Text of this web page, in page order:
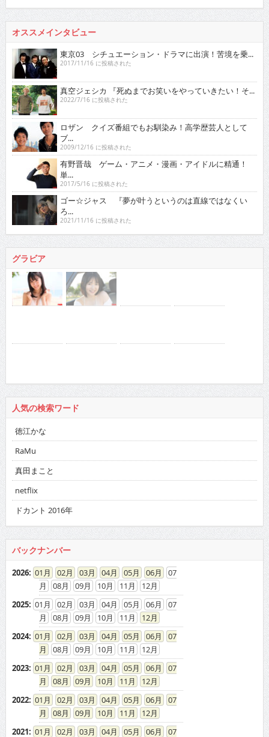
オススメインタビュー
東京03 シチュエーション・ドラマに出演！苦境を乗...
2017/11/16 に投稿された
真空ジェシカ 『死ぬまでお笑いをやっていきたい！そ...
2022/7/16 に投稿された
ロザン クイズ番組でもお馴染み！高学歴芸人として
ブ...
2009/12/16 に投稿された
有野晋哉 ゲーム・アニメ・漫画・アイドルに精通！
単...
2017/5/16 に投稿された
ゴー☆ジャス 『夢が叶うというのは直線ではなくい
ろ...
2021/11/16 に投稿された
グラビア
人気の検索ワード
徳江かな
RaMu
真田まこと
netflix
ドカント 2016年
バックナンバー
2026: 01 02 03 04 05 06
07
08
09 10 11
12
2025: 01 02 03 04 05 06
07
08
09 10 11
12
2024: 01 02 03 04 05 06
07
08
09 10 11
12
2023: 01 02 03 04 05 06
07
08
09 10 11
12
2022: 01 02 03 04 05 06
07
08
09 10 11
12
2021: 01 02 03 04 05 06 07